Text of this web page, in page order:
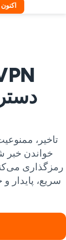
اکنون VeePN بگیرید
تاخیر،
سریع، پایدار